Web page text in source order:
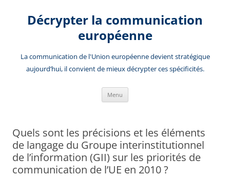
contenuDécrypter la communication
européenne
La communication de l'Union européenne devient stratégique
aujourd’hui, il convient de mieux décrypter ces spécificités.
Menu
Quels sont les précisions et les éléments
de langage du Groupe interinstitutionnel
de l’information (GII) sur les priorités de
communication de l’UE en 2010 ?